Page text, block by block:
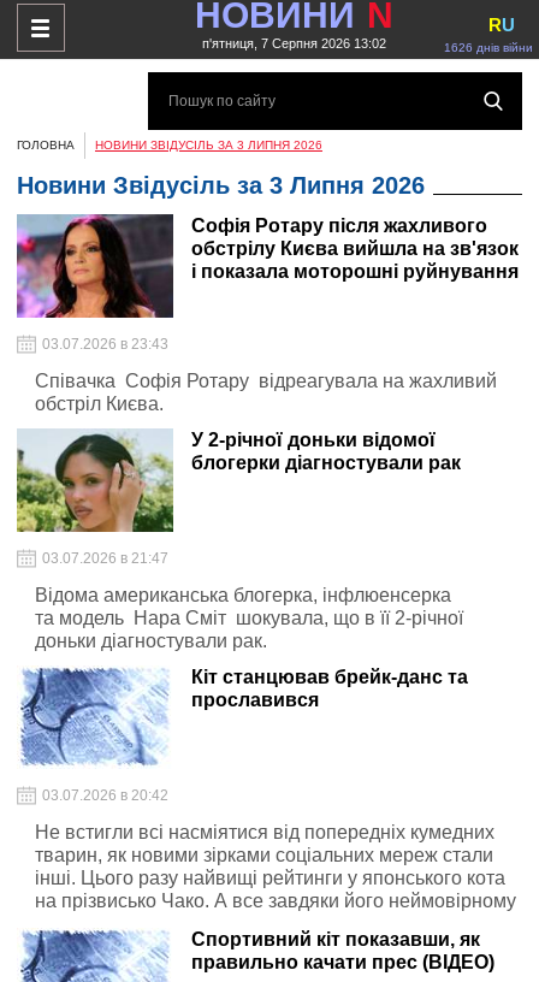
НОВИНИ N
п'ятниця, 7 Серпня 2026 13:02 1626 днів війни
RU
ГОЛОВНА НОВИНИ ЗВІДУСІЛЬ ЗА 3 ЛИПНЯ 2026
Новини Звідусіль за 3 Липня 2026
Софія Ротару після жахливого
обстрілу Києва вийшла на зв'язок
і показала моторошні руйнування
03.07.2026 в 23:43
Співачка Софія Ротару відреагувала на жахливий
обстріл Києва.
У 2-річної доньки відомої
блогерки діагностували рак
03.07.2026 в 21:47
Відома американська блогерка, інфлюенсерка
та модель Нара Сміт шокувала, що в її 2-річної
доньки діагностували рак.
Кіт станцював брейк-данс та
прославився
03.07.2026 в 20:42
Не встигли всі насміятися від попередніх кумедних
тварин, як новими зірками соціальних мереж стали
інші. Цього разу найвищі рейтинги у японського кота
на прізвисько Чако. А все завдяки його неймовірному
Спортивний кіт показавши, як
правильно качати прес (ВІДЕО)